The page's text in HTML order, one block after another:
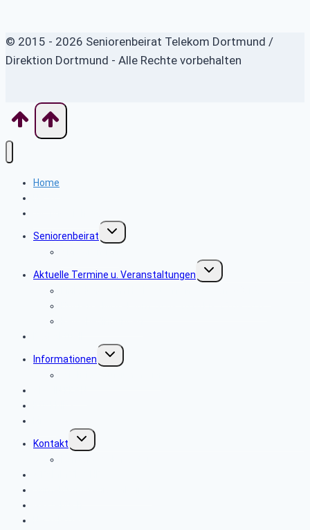
© 2015 - 2026 Seniorenbeirat Telekom Dortmund /
Direktion Dortmund - Alle Rechte vorbehalten
Home
Seniorenbeirat
Untermenü
umschalten
Aktuelle Termine u. Veranstaltungen
Untermenü
umschalten
Informationen
Untermenü
umschalten
Kontakt
Untermenü
umschalten